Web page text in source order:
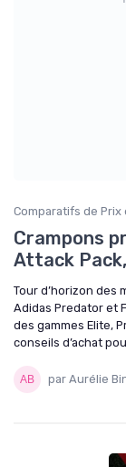
Comparatifs de Prix
Crampons
Attack
Tour d’horizon des
Adidas Predator et
des gammes Elite,
conseils d’achat
par Aurélie